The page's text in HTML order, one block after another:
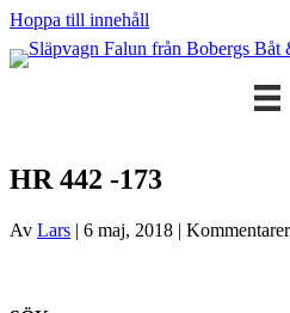
Hoppa till innehåll
HR 442 -173
Av Lars | 6 maj, 2018 |